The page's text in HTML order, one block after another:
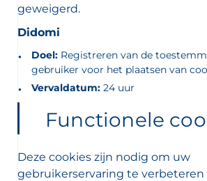
geweigerd.
Didomi
Doel: Registreren van de
gebruiker voor het plaatsen van
Vervaldatum: 24 uur
Functionele
Deze cookies zijn nodig om uw
gebruikerservaring te verbeteren